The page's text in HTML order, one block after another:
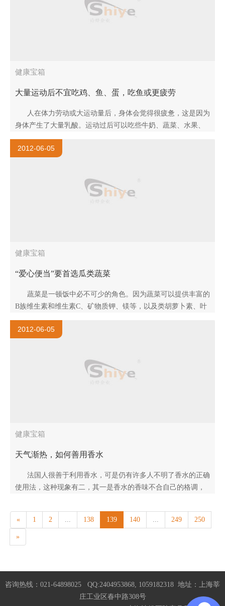
健康宝箱
大量运动后不宜吃鸡、鱼、蛋，吃鱼或更疲劳
人在体力劳动或大运动量后，身体会觉得很疲惫，这是因为
身体产生了大量乳酸。运动过后可以吃些牛奶、蔬菜、水果、
海藻等。 运..
2012-06-05
健康宝箱
“爱心便当”要首选瓜类蔬菜
蔬菜是一顿饭中必不可少的角色。因为蔬菜可以提供丰富的
B族维生素和维生素C、矿物质钾、镁等，以及类胡萝卜素、叶
绿素、膳食纤维和多种生物活性物质。多吃蔬菜..
2012-06-05
健康宝箱
天气渐热，如何善用香水
法国人很善于利用香水，可是仍有许多人不明了香水的正确
使用法，这种现象有二，其一是香水的香味不合自己的格调，
« 1 2 ... 138 139 140 ... 249 250
»
咨询热线：021-64898025 QQ:2404953868, 1059182318 地址：上海莘
庄工业区春中路308号